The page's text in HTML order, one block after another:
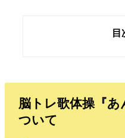
目
脳トレ歌体操『
ついて